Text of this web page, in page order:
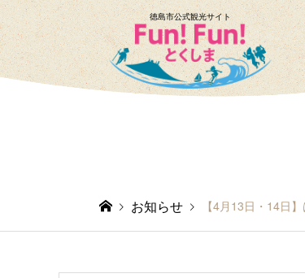
徳島市公式観光サイト
お知らせ 【4月13日・14日